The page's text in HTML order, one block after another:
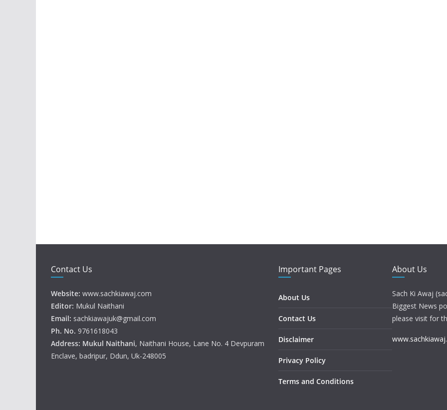
Contact Us
Website: www.sachkiawaj.com
Editor: Mukul Naithani
Email: sachkiawajuk@gmail.com
Ph. No. 9761618043
Address: Mukul Naithani, Naithani House, Lane No. 4 Devpuram
Enclave, badripur, Ddun, Uk-248005
Important Pages
About Us
Contact Us
Disclaimer
Privacy Policy
Terms and Conditions
About Us
Sach Ki Awaj
Biggest News
please visit for